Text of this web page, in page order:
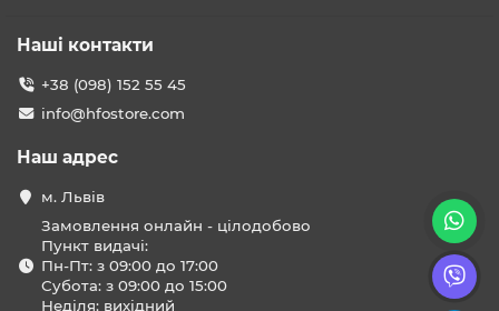
Наші контакти
+38 (098) 152 55 45
info@hfostore.com
Наш адрес
м. Львів
Замовлення онлайн - цілодобово
Пункт видачі:
Пн-Пт: з 09:00 до 17:00
Субота: з 09:00 до 15:00
Неділя: вихідний